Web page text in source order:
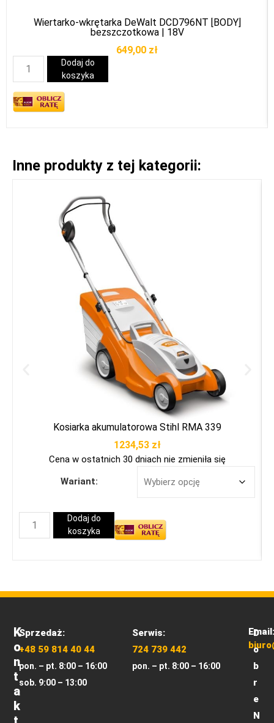
Wiertarko-wkrętarka DeWalt DCD796NT [BODY]
bezszczotkowa | 18V
649,00 zł
Dodaj do
koszyka
Inne produkty z tej kategorii:
Kosiarka akumulatorowa Stihl RMA 339
1234,53 zł
Cena w ostatnich 30 dniach nie zmieniła się
Wariant:
Dodaj do
koszyka
K
O
N
T
A
K
Sprzedaż:
+48 59 814 40 44
pon. – pt. 8:00 – 16:00
sob. 9:00 – 13:00
Serwis:
724 739 442
pon. – pt. 8:00 – 16:00
Email:
D
o
b
r
e
N